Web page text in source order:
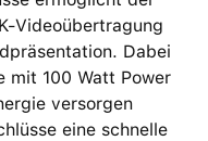
Videoübertragung
Dabei
mit 100 Watt Power
versorgen
eine schnelle